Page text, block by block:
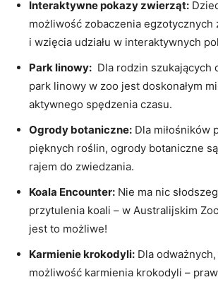
Interaktywne pokazy zwierząt:
możliwość zobaczenia egzotycznych
i wzięcia udziału w interaktywnych
Park linowy:
Dla rodzin szukających
park linowy w zoo jest doskonałym
aktywnego spędzenia czasu.
Ogrody botaniczne: Dla miłośników
pięknych roślin, ogrody botaniczne
rajem do⁢ zwiedzania.
Koala Encounter: Nie ma nic
przytulenia koali – w Australijskim⁤
jest⁢ to możliwe!
Karmienie krokodyli: Dla
możliwość ‍karmienia krokodyli –⁣